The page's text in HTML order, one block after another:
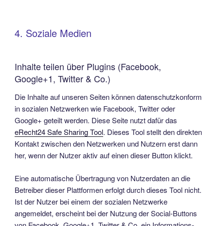
4. Soziale Medien
Inhalte teilen über Plugins (Facebook,
Google+1, Twitter & Co.)
Die Inhalte auf unseren Seiten können datenschutzkonform
in sozialen Netzwerken wie Facebook, Twitter oder
Google+ geteilt werden. Diese Seite nutzt dafür das
eRecht24 Safe Sharing Tool. Dieses Tool stellt den direkten
Kontakt zwischen den Netzwerken und Nutzern erst dann
her, wenn der Nutzer aktiv auf einen dieser Button klickt.
Eine automatische Übertragung von Nutzerdaten an die
Betreiber dieser Plattformen erfolgt durch dieses Tool nicht.
Ist der Nutzer bei einem der sozialen Netzwerke
angemeldet, erscheint bei der Nutzung der Social-Buttons